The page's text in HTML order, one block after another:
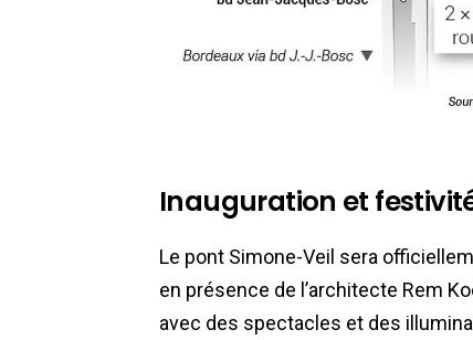
Inauguration et
Le pont Simone-Veil sera
en présence de l’architecte Rem
avec des spectacles et des